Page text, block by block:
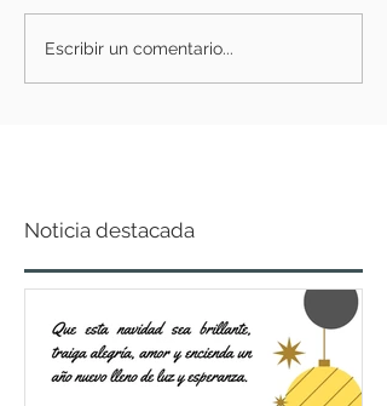
Escribir un comentario...
Noticia destacada